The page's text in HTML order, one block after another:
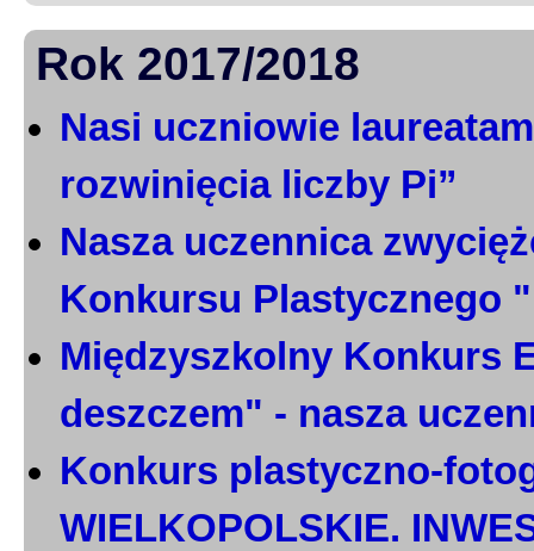
Rok 2017/2018
Nasi uczniowie
rozwinięcia liczby Pi”
Nasza uczennica
Konkursu Plastycznego
Międzyszkolny Konkurs
deszczem" - nasza
Konkurs plastyczno-
WIELKOPOLSKIE.